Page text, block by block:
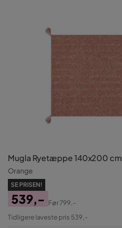
Mugla Ryetæppe 140x200 cm
Orange
SE PRISEN!
Pris
539,-
Original
Før799,-
Tidligere laveste pris 539,-